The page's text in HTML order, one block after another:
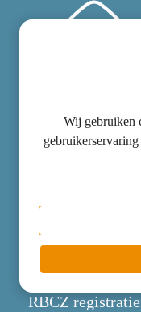
Privacybeleid
RBCZ
Wij gebruiken